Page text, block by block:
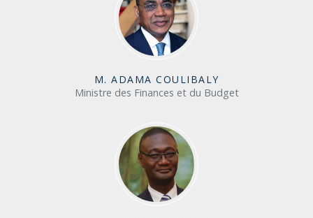
M. ADAMA COULIBALY
Ministre des Finances et du Budget